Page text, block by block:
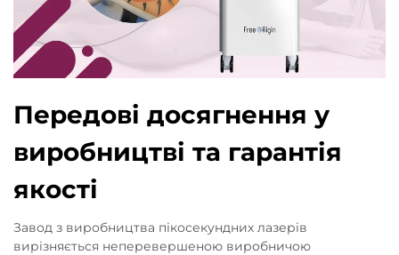
Передові досягнення у
виробництві та гарантія
якості
Завод з виробництва пікосекундних лазерів
вирізняється неперевершеною виробничою